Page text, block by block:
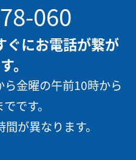
060
ぐにお電話が繋が
。
金曜の午前10時から
です。
が異なります。